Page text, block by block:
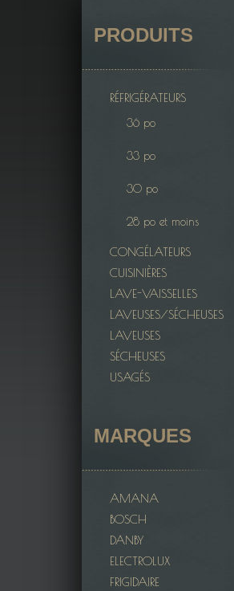
PRODUITS
RÉFRIGÉRATEURS
36 po
33 po
30 po
28 po et moins
CONGÉLATEURS
CUISINIÈRES
LAVE-VAISSELLES
LAVEUSES/SÉCHEUSES
LAVEUSES
SÉCHEUSES
USAGÉS
MARQUES
AMANA
BOSCH
DANBY
ELECTROLUX
FRIGIDAIRE